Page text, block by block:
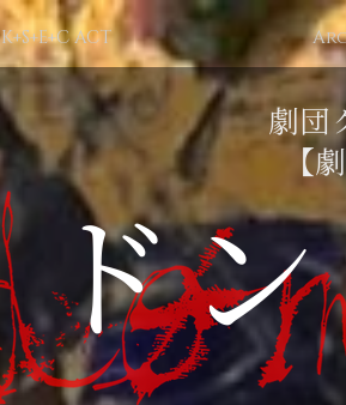
K+S+E+C ACT
劇団
【
ド